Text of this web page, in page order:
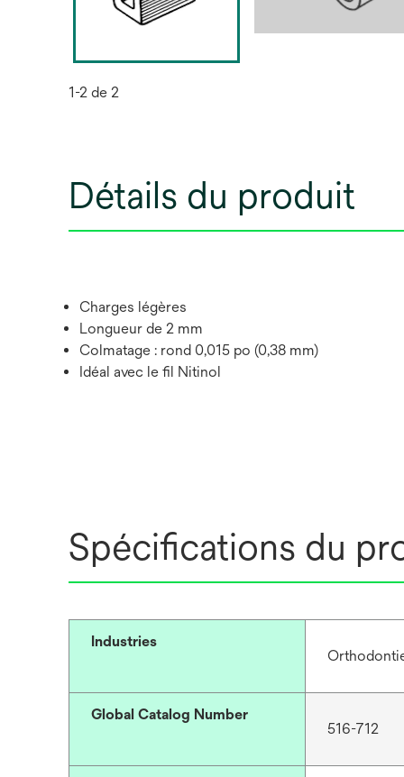
1-2 de 2
Détails du produit
Charges légères
Longueur de 2 mm
Colmatage : rond 0,015 po (0,38 mm)
Idéal avec le fil Nitinol
Spécifications du
Industries
Global Catalog Number
516-712